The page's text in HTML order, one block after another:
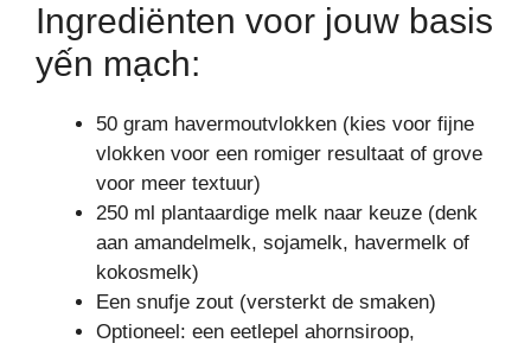
Ingrediënten voor jouw basis
yến mạch:
50 gram havermoutvlokken (kies voor fijne
vlokken voor een romiger resultaat of grove
voor meer textuur)
250 ml plantaardige melk naar keuze (denk
aan amandelmelk, sojamelk, havermelk of
kokosmelk)
Een snufje zout (versterkt de smaken)
Optioneel: een eetlepel ahornsiroop,